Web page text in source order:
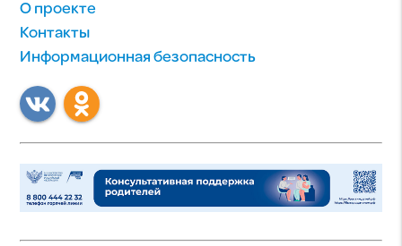
О проекте
Контакты
Информационная безопасность